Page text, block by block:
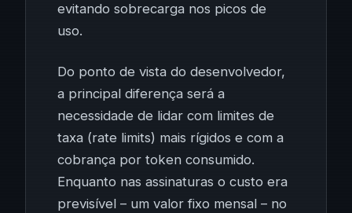
evitando sobrecarga nos picos de
uso.
Do ponto de vista do desenvolvedor,
a principal diferença será a
necessidade de lidar com limites de
taxa (rate limits) mais rígidos e com a
cobrança por token consumido.
Enquanto nas assinaturas o custo era
previsível – um valor fixo mensal – no